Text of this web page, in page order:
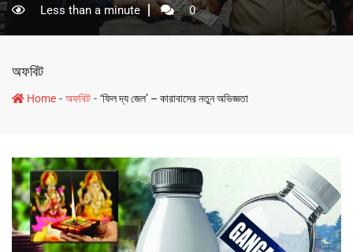
Less than a minute
0
অফবিট
Home - অফবিট - ‘ফিল দ্য জেল’ – কারাবাসের নতুন অভিজ্ঞতা